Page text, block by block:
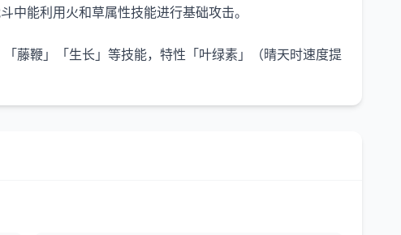
中能利用火和草属性技能进行基础攻击。
藤鞭」「生长」等技能，特性「叶绿素」（晴天时速度提